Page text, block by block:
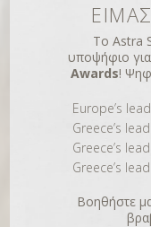
Το Astra
υποψήφιο
Awards!
Europe’s
Greece’s
Greece’s
Greece’s
Βοηθήστε